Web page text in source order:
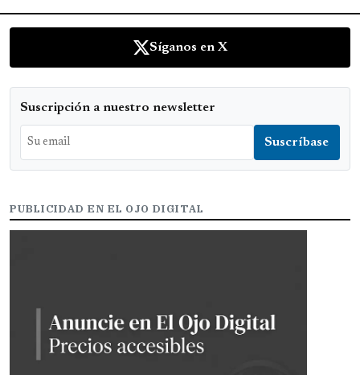
Síganos en X
Suscripción a nuestro newsletter
PUBLICIDAD EN EL OJO DIGITAL